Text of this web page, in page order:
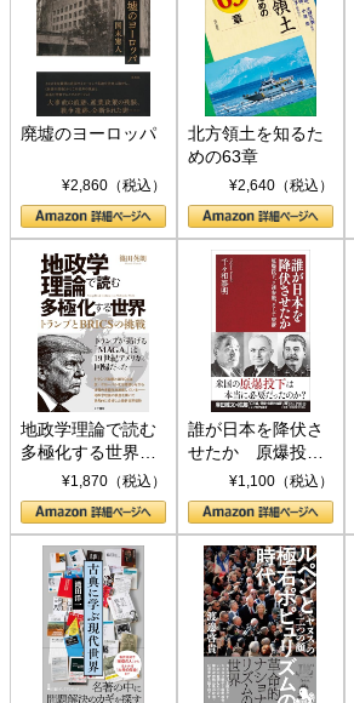
廃墟のヨーロッパ
¥2,860（税込）
北方領土を知るた
めの63章
¥2,640（税込）
地政学理論で読む
多極化する世界：
トランプとBRICS
の挑戦
¥1,870（税込）
誰が日本を降伏さ
せたか 原爆投
下、ソ連参戦、そ
して聖断 (PHP新
書)
¥1,100（税込）